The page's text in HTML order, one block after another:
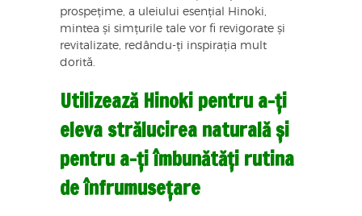
prospețime, a uleiului esențial Hinoki,
mintea și simțurile tale vor fi revigorate și
revitalizate, redându-ți inspirația mult
dorită.
Utilizează Hinoki pentru a-ți
eleva strălucirea naturală și
pentru a-ți îmbunătăți rutina
de înfrumusețare